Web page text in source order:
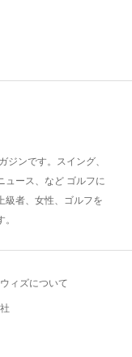
ジンです。スイング、
ュース、など ゴルフに
級者、女性、ゴルフを
ィズについて